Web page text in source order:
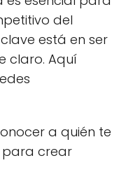
del
clave está en ser
claro. Aquí
a quién te
para crear